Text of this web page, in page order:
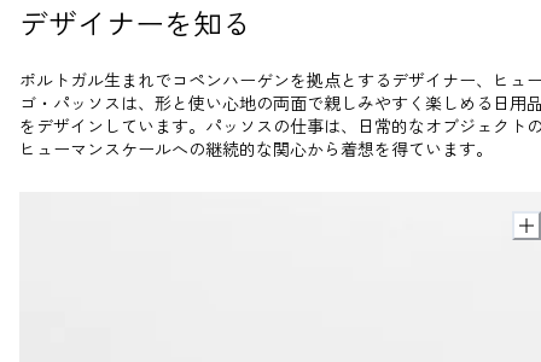
デザイナーを知る
ポルトガル生まれでコペンハーゲンを拠点とするデザイナー、ヒュ
ゴ・パッソスは、形と使い心地の両面で親しみやすく楽しめる日用
をデザインしています。パッソスの仕事は、日常的なオブジェクト
ヒューマンスケールへの継続的な関心から着想を得ています。